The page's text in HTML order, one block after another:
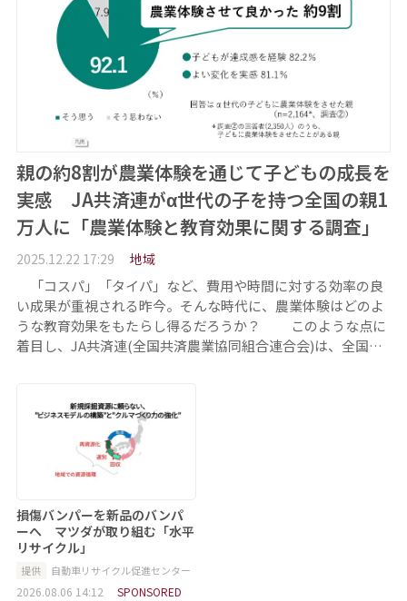
親の約8割が農業体験を通じて子どもの成長を
実感 JA共済連がα世代の子を持つ全国の親1
万人に「農業体験と教育効果に関する調査」
2025.12.22 17:29 地域
「コスパ」「タイパ」など、費用や時間に対する効率の良
い成果が重視される昨今。そんな時代に、農業体験はどのよ
うな教育効果をもたらし得るだろうか？ このような点に
着目し、JA共済連(全国共済農業協同組合連合会)は、全国…
損傷バンパーを新品のバンパ
ーへ マツダが取り組む「水平
リサイクル」
提供 自動車リサイクル促進センター
2026.08.06 14:12 SPONSORED